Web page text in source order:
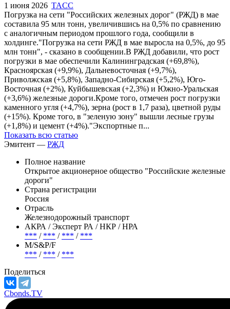
1 июня 2026 TACC
Погрузка на сети "Российских железных дорог" (РЖД) в мае
составила 95 млн тонн, увеличившись на 0,5% по сравнению
с аналогичным периодом прошлого года, сообщили в
холдинге."Погрузка на сети РЖД в мае выросла на 0,5%, до 95
млн тонн", - сказано в сообщении.В РЖД добавили, что рост
погрузки в мае обеспечили Калининградская (+69,8%),
Красноярская (+9,9%), Дальневосточная (+9,7%),
Приволжская (+5,8%), Западно-Сибирская (+5,2%), Юго-
Восточная (+2%), Куйбышевская (+2,3%) и Южно-Уральская
(+3,6%) железные дороги.Кроме того, отмечен рост погрузки
каменного угля (+4,7%), зерна (рост в 1,7 раза), цветной руды
(+15%). Кроме того, в "зеленую зону" вышли лесные грузы
(+1,8%) и цемент (+4%)."Экспортные п...
Показать всю статью
Эмитент — РЖД
Полное название
Открытое акционерное общество "Российские железные
дороги"
Страна регистрации
Россия
Отрасль
Железнодорожный транспорт
АКРА / Эксперт РА / НКР / НРА
*** / *** / *** / ***
М/S&P/F
*** / *** / ***
Поделиться
Cbonds.TV